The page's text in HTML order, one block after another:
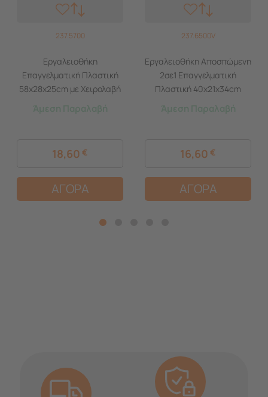
237.5700
Εργαλειοθήκη
Επαγγελματική Πλαστική
58x28x25cm με Χειρολαβή
Μαύρο-Πορτοκαλί Artplast
Άμεση Παραλαβή
18,60 €
ΑΓΟΡΑ
237.6500V
Εργαλειοθήκη Αποσπώμενη
2σε1 Επαγγελματική
Πλαστική 40x21x34cm
(18.5'') 2όροφη με 2
Άμεση Παραλαβή
16,60 €
ΑΓΟΡΑ